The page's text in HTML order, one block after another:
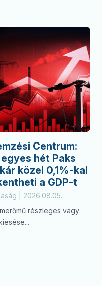
Centrum:
hét Paks
közel 0,1%-kal
a GDP-t
| 2026.08.05.
részleges vagy